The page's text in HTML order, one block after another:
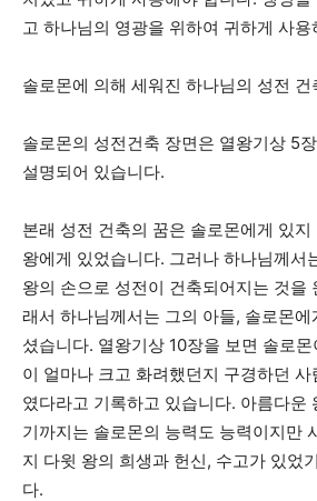
고 하나님의 영광을 위하여 귀하게 사용
솔로몬에 의해 세워진 하나님의 성전 건
솔로몬의 성전건축 장면은 열왕기상 5
설명되어 있습니다.
본래 성전 건축의 꿈은 솔로몬에게 있
왕에게 있었습니다. 그러나 하나님께서
왕의 손으로 성전이 건축되어지는 것을
래서 하나님께서는 그의 아들, 솔로몬
셨습니다. 열왕기상 10장을 보면 솔로
이 얼마나 크고 화려했던지 구경하던
였다라고 기록하고 있습니다. 아름다운
기까지는 솔로몬의 능력도 능력이지만
지 다윗 왕의 희생과 헌신, 수고가 있었
다.